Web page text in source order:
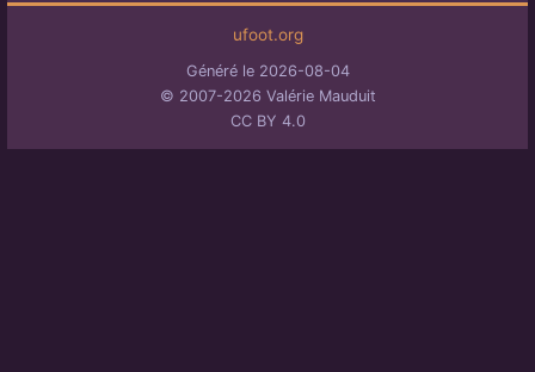
ufoot.org
Généré le 2026-08-04
© 2007-2026 Valérie Mauduit
CC BY 4.0